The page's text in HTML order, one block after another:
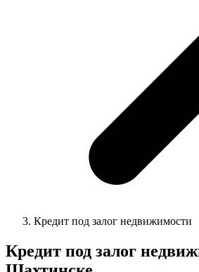
Кредит под залог недвижимости
Кредит под залог